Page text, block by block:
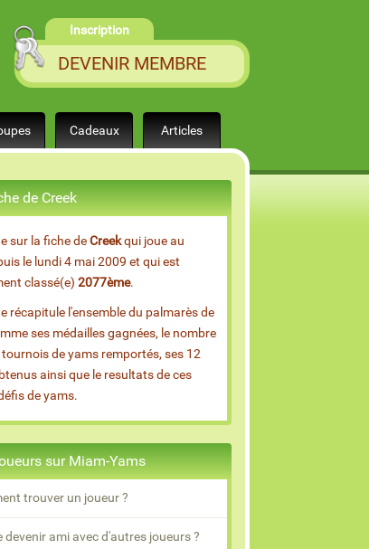
Inscription
DEVENIR MEMBRE
Cadeaux Articles
de Creek
sur la fiche deCreekqui joue au
le lundi 4 mai 2009 et qui est
classé(e)2077ème.
récapitule l'ensemble du palmarès de
ses médailles gagnées, le nombre
de yams remportés, ses 12
ainsi que le resultats de ces
de yams.
sur Miam-Yams
trouver un joueur ?
devenir ami avec d'autres joueurs ?